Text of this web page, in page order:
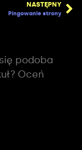
NASTĘPNY
Pingowanie strony
podoba
Oceń